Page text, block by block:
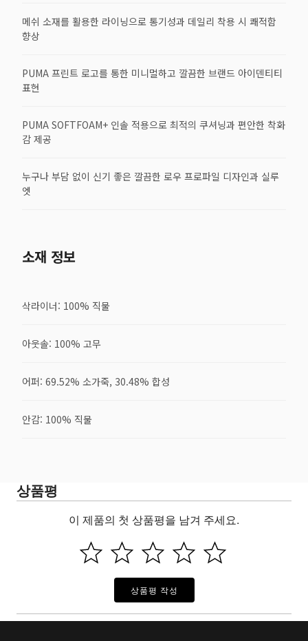
메쉬 소재를 활용한 라이닝으로 통기성과 데일리 착용 시 쾌적함
향상
PUMA 프린트 로고를 통한 미니멀하고 깔끔한 브랜드 아이덴티티
표현
PUMA SOFTFOAM+ 인솔 적용으로 최적의 쿠셔닝과 편안한 착화
감 제공
누구나 부담 없이 신기 좋은 깔끔한 로우 프로파일 디자인과 실루
엣
소재 정보
삭라이너: 100% 직물
아웃솔: 100% 고무
어퍼: 69.52% 소가죽, 30.48% 합성
안감: 100% 직물
상품평
이 제품의 첫 상품평을 남겨 주세요.
상품평 작성